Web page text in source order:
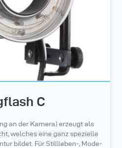
C
an der Kamera) erzeugt als
welches eine ganz spezielle
bildet. Für Stillleben-, Mode-